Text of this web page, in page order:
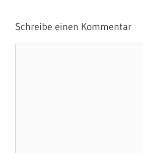
Schreibe einen Kommentar